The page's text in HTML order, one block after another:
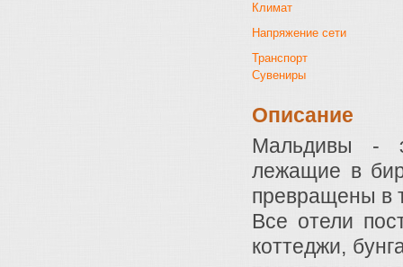
Климат
Напряжение сети
Транспорт
Сувениры
Описание
Мальдивы -
лежащие в
превращены в
Все отели
коттеджи,